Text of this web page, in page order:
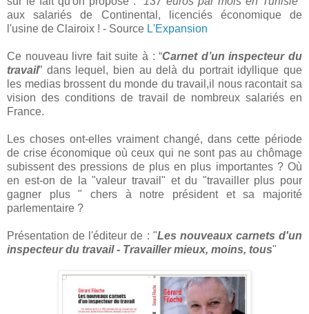
aux salariés de Continental, licenciés économique de
l'usine de Clairoix ! - Source L'Expansion
Ce nouveau livre fait suite à : “Carnet d’un inspecteur du
travail” dans lequel, bien au delà du portrait idyllique que
les medias brossent du monde du travail,il nous racontait sa
vision des conditions de travail de nombreux salariés en
France.
Les choses ont-elles vraiment changé, dans cette période
de crise économique où ceux qui ne sont pas au chômage
subissent des pressions de plus en plus importantes ? Où
en est-on de la "valeur travail" et du "travailler plus pour
gagner plus " chers à notre président et sa majorité
parlementaire ?
Présentation de l'éditeur de : "Les nouveaux carnets d'un
inspecteur du travail - Travailler mieux, moins, tous"